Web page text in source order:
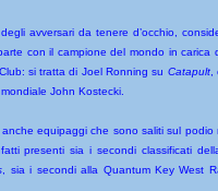
avversari da tenere d’occhio,
con il campione del mondo in carica
si tratta di Joel Ronning su Catapult,
John Kostecki.
equipaggi che sono saliti sul
presenti sia i secondi classificati
, sia i secondi alla Quantum Key West